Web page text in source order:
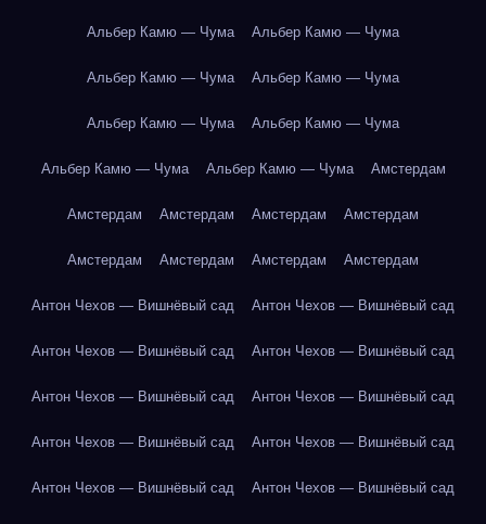
Альбер Камю — Чума Альбер Камю — Чума
Альбер Камю — Чума Альбер Камю — Чума
Альбер Камю — Чума Альбер Камю — Чума
Альбер Камю — Чума Альбер Камю — Чума Амстердам
Амстердам Амстердам Амстердам Амстердам
Амстердам Амстердам Амстердам Амстердам
Антон Чехов — Вишнёвый сад Антон Чехов — Вишнёвый сад
Антон Чехов — Вишнёвый сад Антон Чехов — Вишнёвый сад
Антон Чехов — Вишнёвый сад Антон Чехов — Вишнёвый сад
Антон Чехов — Вишнёвый сад Антон Чехов — Вишнёвый сад
Антон Чехов — Вишнёвый сад Антон Чехов — Вишнёвый сад